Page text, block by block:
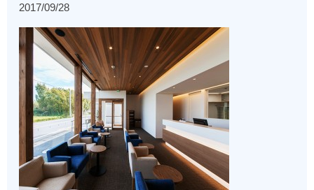
2017/09/28